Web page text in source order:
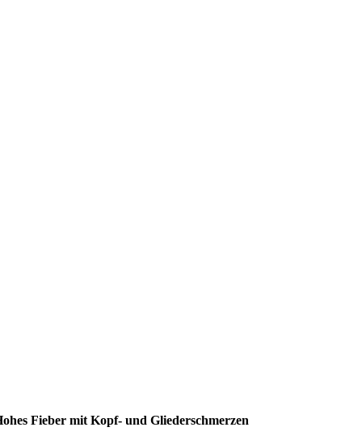
Fieber mit Kopf- und Gliederschmerzen